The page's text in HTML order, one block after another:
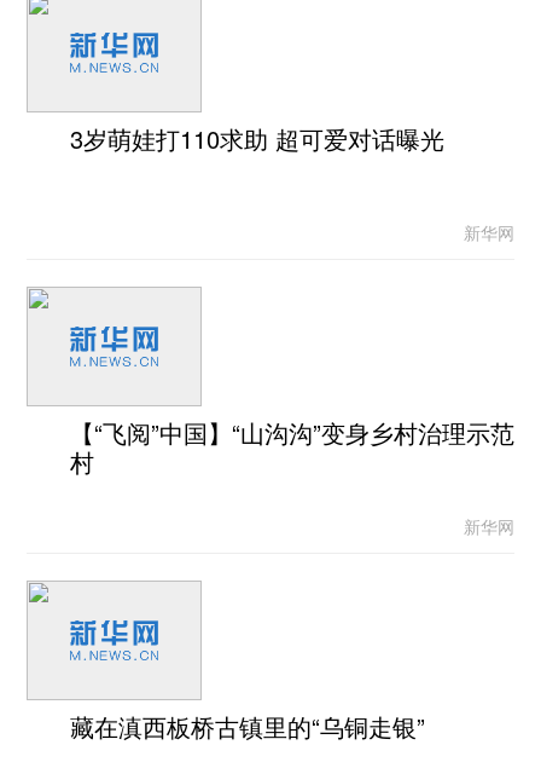
3岁萌娃打110求助 超可爱对话曝光
新华网
【“飞阅”中国】“山沟沟”变身乡村治理示范
村
新华网
藏在滇西板桥古镇里的“乌铜走银”